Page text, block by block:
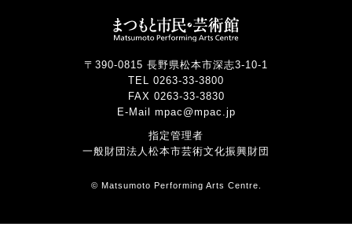
〒390-0815 長野県松本市深志3-10-1
TEL 0263-33-3800
FAX 0263-33-3830
E-Mail mpac@mpac.jp
指定管理者
一般財団法人松本市芸術文化振興財団
© Matsumoto Performing Arts Centre.